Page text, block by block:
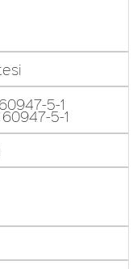
5-1
5-1